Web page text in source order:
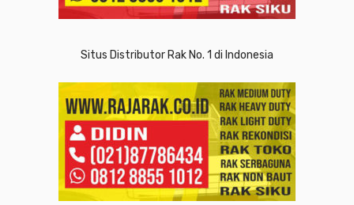
Situs Distributor Rak No. 1 di Indonesia